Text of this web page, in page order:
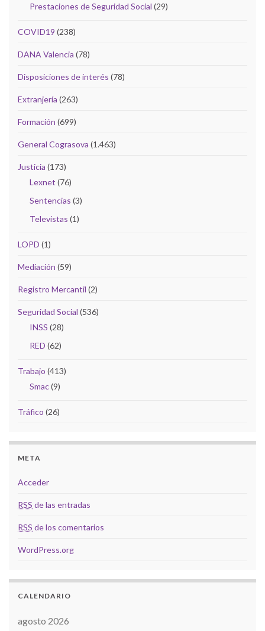
Prestaciones de Seguridad Social (29)
COVID19 (238)
DANA Valencia (78)
Disposiciones de interés (78)
Extranjería (263)
Formación (699)
General Cograsova (1.463)
Justicia (173)
Lexnet (76)
Sentencias (3)
Televistas (1)
LOPD (1)
Mediación (59)
Registro Mercantil (2)
Seguridad Social (536)
INSS (28)
RED (62)
Trabajo (413)
Smac(9)
Tráfico (26)
META
Acceder
RSS de las entradas
RSS de los comentarios
WordPress.org
CALENDARIO
agosto 2026